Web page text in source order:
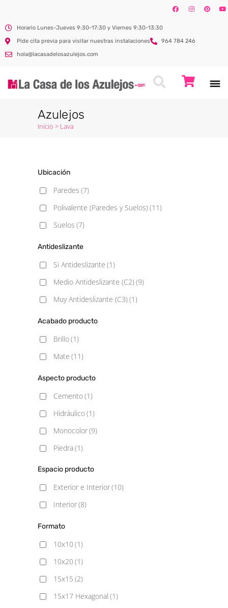
Horario Lunes-Jueves 9:30-17:30 y Viernes 9:30-13:30
Pide cita previa para visitar nuestras instalaciones
964 784 246
hola@lacasadelosazulejos.com
Azulejos
Inicio > Lava
Ubicación
Paredes (7)
Polivalente (Paredes y Suelos)(11)
Suelos (7)
Antideslizante
Si Antideslizante (1)
Medio Antideslizante (C2)(9)
Muy Antideslizante (C3)(1)
Acabado producto
Brillo(1)
Mate (11)
Aspecto producto
Cemento(1)
Hidráulico(1)
Monocolor(9)
Piedra(1)
Espacio producto
Exterior e Interior(10)
Interior(8)
Formato
10x10 (1)
10x20 (1)
15x15 (2)
15x17 Hexagonal (1)